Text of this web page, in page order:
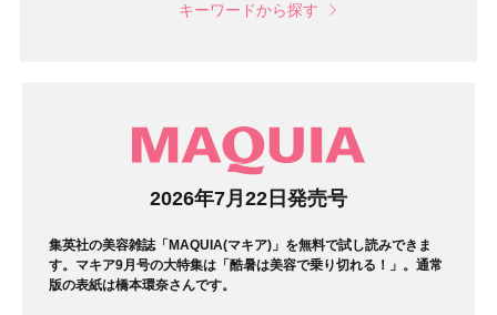
キーワードから探す
2026年7月22日発売号
集英社の美容雑誌「MAQUIA(マキア)」を無料で試し読みできま
す。マキア9月号の大特集は「酷暑は美容で乗り切れる！」。通常
版の表紙は橋本環奈さんです。